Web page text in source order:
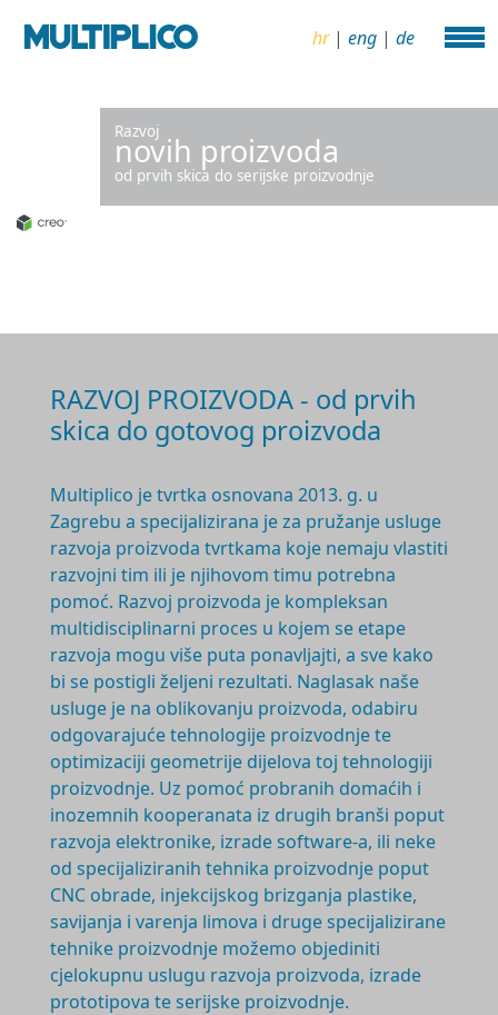
hr| eng | de
Razvoj
novih proizvoda
od prvih skica do serijske proizvodnje
RAZVOJ PROIZVODA - od prvih
skica do gotovog proizvoda
Multiplico je tvrtka osnovana 2013. g. u
Zagrebu a specijalizirana je za pružanje usluge
razvoja proizvoda tvrtkama koje nemaju vlastiti
razvojni tim ili je njihovom timu potrebna
pomoć. Razvoj proizvoda je kompleksan
multidisciplinarni proces u kojem se etape
razvoja mogu više puta ponavljajti, a sve kako
bi se postigli željeni rezultati. Naglasak naše
usluge je na oblikovanju proizvoda, odabiru
odgovarajuće tehnologije proizvodnje te
optimizaciji geometrije dijelova toj tehnologiji
proizvodnje. Uz pomoć probranih domaćih i
inozemnih kooperanata iz drugih branši poput
razvoja elektronike, izrade software-a, ili neke
od specijaliziranih tehnika proizvodnje poput
CNC obrade, injekcijskog brizganja plastike,
savijanja i varenja limova i druge specijalizirane
tehnike proizvodnje možemo objediniti
cjelokupnu uslugu razvoja proizvoda, izrade
prototipova te serijske proizvodnje.